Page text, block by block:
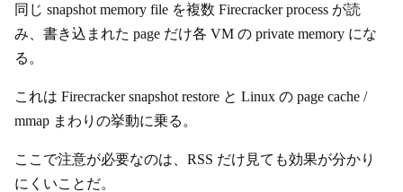
同じ snapshot memory file を複数 Firecracker process が読
み、書き込まれた page だけ各 VM の private memory にな
る。
これは Firecracker snapshot restore と Linux の page cache /
mmap まわりの挙動に乗る。
ここで注意が必要なのは、RSS だけ見ても効果が分かり
にくいことだ。